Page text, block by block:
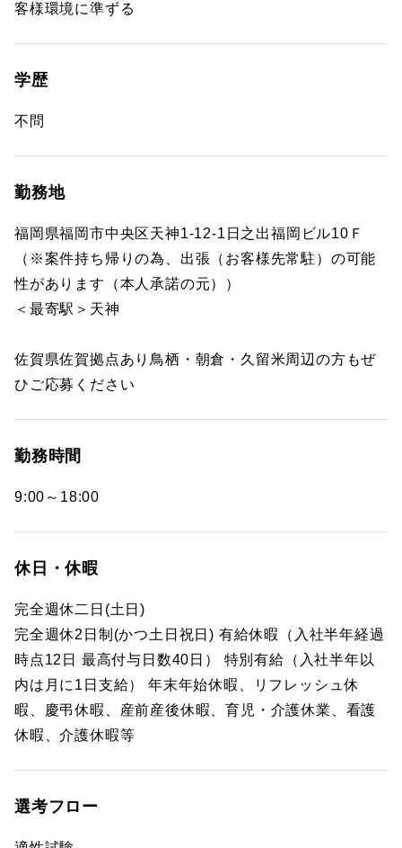
客様環境に準ずる
学歴
不問
勤務地
福岡県福岡市中央区天神1-12-1日之出福岡ビル10Ｆ
（※案件持ち帰りの為、出張（お客様先常駐）の可能
性があります（本人承諾の元））
＜最寄駅＞天神
佐賀県佐賀拠点あり鳥栖・朝倉・久留米周辺の方もぜ
ひご応募ください
勤務時間
9:00～18:00
休日・休暇
完全週休二日(土日)
完全週休2日制(かつ土日祝日) 有給休暇（入社半年経過
時点12日 最高付与日数40日） 特別有給（入社半年以
内は月に1日支給） 年末年始休暇、リフレッシュ休
暇、慶弔休暇、産前産後休暇、育児・介護休業、看護
休暇、介護休暇等
選考フロー